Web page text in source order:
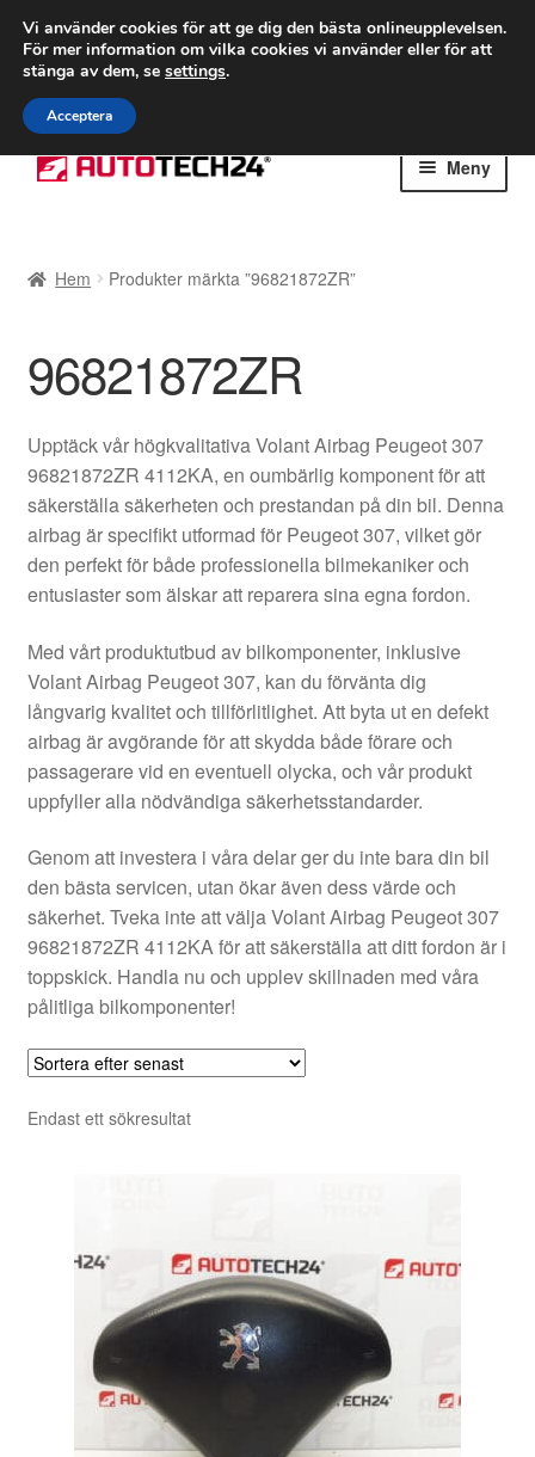
FRAKT från 75 kr
Världsomspännande frakt
Ring 766 924 713
Hoppa
till
Hoppa
till
Meny
Betalningar
Integritetspolicy
Kolla upp
Kontakt
Om oss
Reklamationsprocedur
Transport
Vagn
Världsomspännande frakt
Villkor
Hem Produkter märkta ”96821872ZR”
96821872ZR
Upptäck vår högkvalitativa Volant Airbag Peugeot 307
96821872ZR 4112KA, en oumbärlig komponent för att
säkerställa säkerheten och prestandan på din bil. Denna
airbag är specifikt utformad för Peugeot 307, vilket gör
den perfekt för både professionella bilmekaniker och
entusiaster som älskar att reparera sina egna fordon.
Med vårt produktutbud av bilkomponenter, inklusive
Volant Airbag Peugeot 307, kan du förvänta dig
långvarig kvalitet och tillförlitlighet. Att byta ut en defekt
airbag är avgörande för att skydda både förare och
passagerare vid en eventuell olycka, och vår produkt
uppfyller alla nödvändiga säkerhetsstandarder.
Genom att investera i våra delar ger du inte bara din bil
den bästa servicen, utan ökar även dess värde och
säkerhet. Tveka inte att välja Volant Airbag Peugeot 307
96821872ZR 4112KA för att säkerställa att ditt fordon är i
toppskick. Handla nu och upplev skillnaden med våra
pålitliga bilkomponenter!
Endast ett sökresultat
Vi använder cookies för att ge dig den bästa onlineupplevelsen.
För mer information om vilka cookies vi använder eller för att
stänga av dem, se settings.
Acceptera